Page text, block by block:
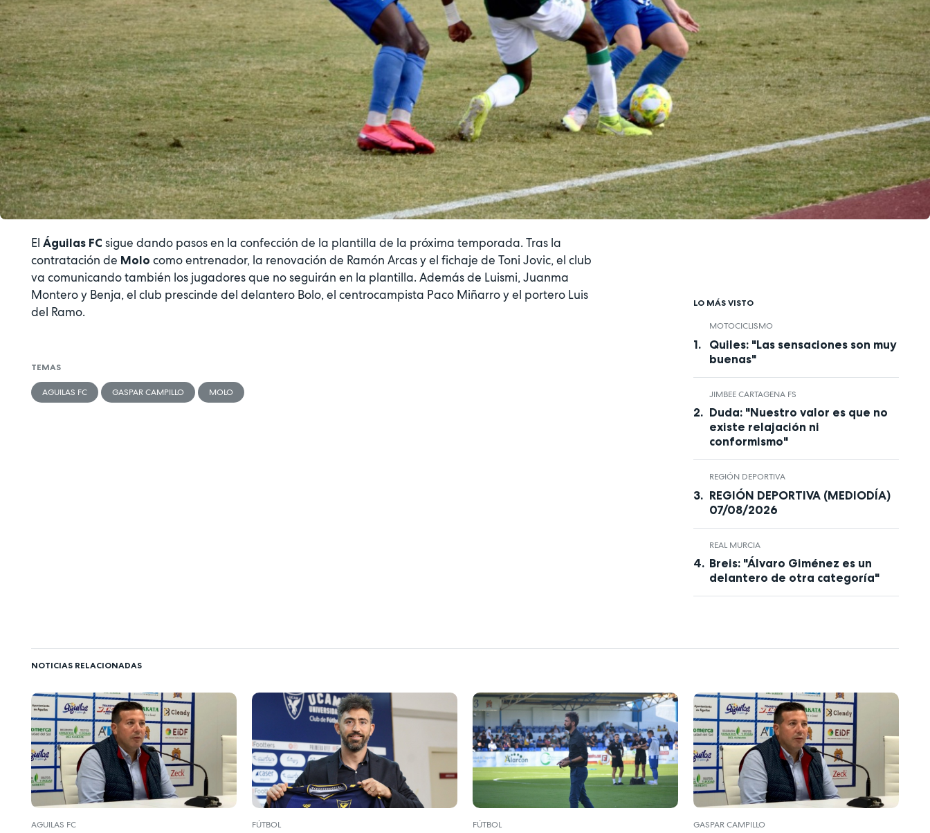
El Águilas FC sigue dando pasos en la confección de la plantilla de la próxima temporada. Tras la
contratación de Molo como entrenador, la renovación de Ramón Arcas y el fichaje de Toni Jovic, el club
va comunicando también los jugadores que no seguirán en la plantilla. Además de Luismi, Juanma
Montero y Benja, el club prescinde del delantero Bolo, el centrocampista Paco Miñarro y el portero Luis
del Ramo.
TEMAS
AGUILAS FC GASPAR CAMPILLO MOLO
LO MÁS VISTO
MOTOCICLISMO
Quiles: "Las sensaciones son muy
buenas"
JIMBEE CARTAGENA FS
Duda: "Nuestro valor es que no
existe relajación ni
conformismo"
REGIÓN DEPORTIVA
REGIÓN DEPORTIVA (MEDIODÍA)
07/08/2026
REAL MURCIA
Breis: "Álvaro Giménez es un
delantero de otra categoría"
NOTICIAS RELACIONADAS
AGUILAS FC FÚTBOL FÚTBOL GASPAR CAMPILLO